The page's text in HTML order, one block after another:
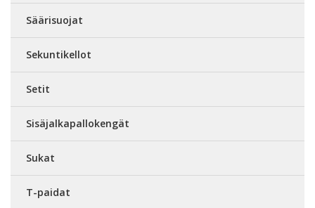
Säärisuojat
Sekuntikellot
Setit
Sisäjalkapallokengät
Sukat
T-paidat